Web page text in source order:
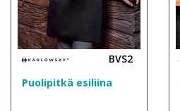
BVS2
Puolipitkä esiliina